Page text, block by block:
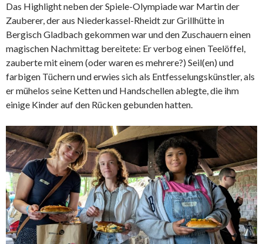
Das Highlight neben der Spiele-Olympiade war Martin der
Zauberer, der aus Niederkassel-Rheidt zur Grillhütte in
Bergisch Gladbach gekommen war und den Zuschauern einen
magischen Nachmittag bereitete: Er verbog einen Teelöffel,
zauberte mit einem (oder waren es mehrere?) Seil(en) und
farbigen Tüchern und erwies sich als Entfesselungskünstler, als
er mühelos seine Ketten und Handschellen ablegte, die ihm
einige Kinder auf den Rücken gebunden hatten.